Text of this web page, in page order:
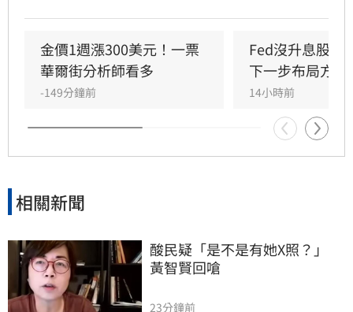
彈恐引發股市拋售。目前市場對9月升息的預期
因就業數據疲軟而降溫，但油價波動與通膨焦慮
仍是主要風險。
金價1週漲300美元！一票
華爾街分析師看多
-149分鐘前
Fed沒升息股市
下一步布局方向
14小時前
相關新聞
酸民疑「是不是有她X照？」
黃智賢回嗆
23分鐘前